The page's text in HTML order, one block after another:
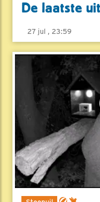
De laatste
27 jul , 23:59